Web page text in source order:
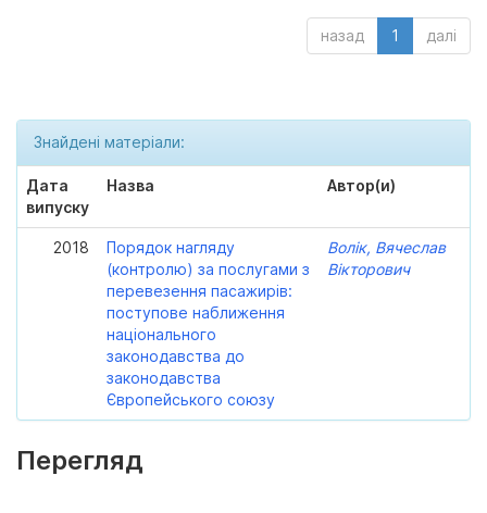
назад 1 далі
Знайдені матеріали:
Дата
випуску
Назва Автор(и)
2018
Порядок нагляду
(контролю) за послугами з
перевезення пасажирів:
поступове наближення
національного
законодавства до
законодавства
Європейського союзу
Волік, Вячеслав
Вікторович
Перегляд